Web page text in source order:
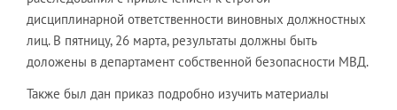
дисциплинарной ответственности виновных должностных
лиц. В пятницу, 26 марта, результаты должны быть
доложены в департамент собственной безопасности МВД.
Также был дан приказ подробно изучить материалы